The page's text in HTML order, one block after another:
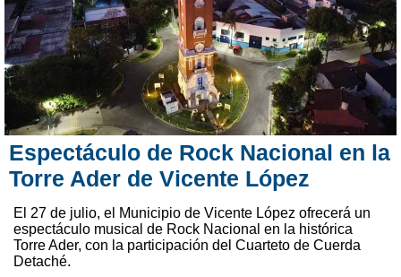
Espectáculo de Rock Nacional en la
Torre Ader de Vicente López
El 27 de julio, el Municipio de Vicente López ofrecerá un
espectáculo musical de Rock Nacional en la histórica
Torre Ader, con la participación del Cuarteto de Cuerda
Detaché.